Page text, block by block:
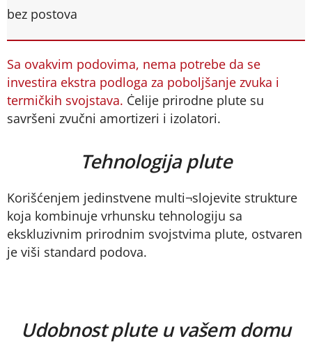
bez postova
Sa ovakvim podovima, nema potrebe da se
investira ekstra podloga za poboljšanje zvuka i
termičkih svojstava. Ċelije prirodne plute su
savršeni zvučni amortizeri i izolatori.
Tehnologija plute
Korišćenjem jedinstvene multi¬slojevite strukture
koja kombinuje vrhunsku tehnologiju sa
ekskluzivnim prirodnim svojstvima plute, ostvaren
je viši standard podova.
Udobnost plute u vašem domu